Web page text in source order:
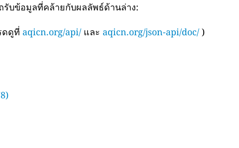
บข้อมูลที่คล้ายกับผลลัพธ์ด้านล่าง:
ดดูที่ aqicn.org/api/ และ aqicn.org/json-api/doc/ )